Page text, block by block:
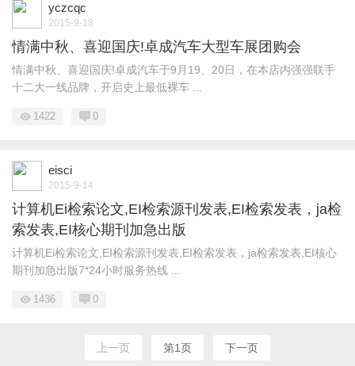
yczcqc
2015-9-18
情满中秋、喜迎国庆!卓成汽车大型车展团购会
情满中秋、喜迎国庆!卓成汽车于9月19、20日，在本店内强强联手
十二大一线品牌，开启史上最低裸车 ...
1422 0
eisci
2015-9-14
计算机Ei检索论文,EI检索源刊发表,EI检索发表，ja检
索发表,EI核心期刊加急出版
计算机Ei检索论文,EI检索源刊发表,EI检索发表，ja检索发表,EI核心
期刊加急出版7*24小时服务热线 ...
1436 0
上一页 第1页 下一页